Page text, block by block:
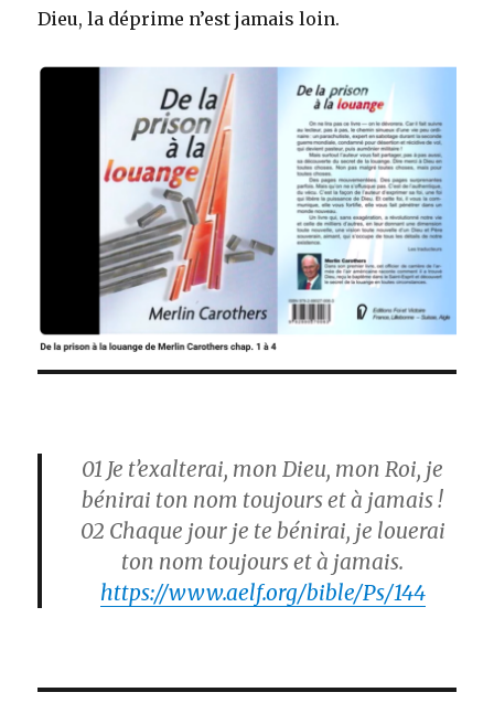
Dieu, la déprime n’est jamais loin.
01 Je t’exalterai, mon Dieu, mon Roi, je
bénirai ton nom toujours et à jamais !
02 Chaque jour je te bénirai, je louerai
ton nom toujours et à jamais.
https://www.aelf.org/bible/Ps/144